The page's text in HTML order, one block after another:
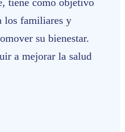
los familiares y
su bienestar.
a mejorar la salud